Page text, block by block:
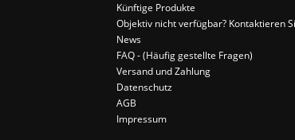
Künftige Produkte
Objektiv nicht verfügbar? Kontaktieren
News
FAQ - (Häufig gestellte Fragen)
Versand und Zahlung
Datenschutz
AGB
Impressum